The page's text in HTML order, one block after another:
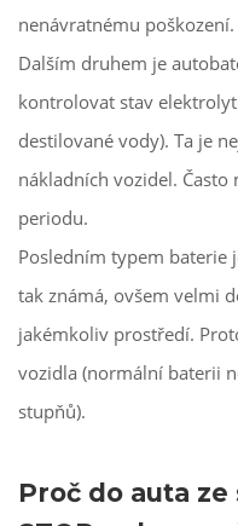
nenávratnému poškození.
Dalším druhem je
kontrolovat stav
destilované vody). Ta je
nákladních vozidel.
periodu.
Posledním typem baterie
tak známá, ovšem velmi
jakémkoliv prostředí.
vozidla (normální baterii
stupňů).
Proč do auta ze